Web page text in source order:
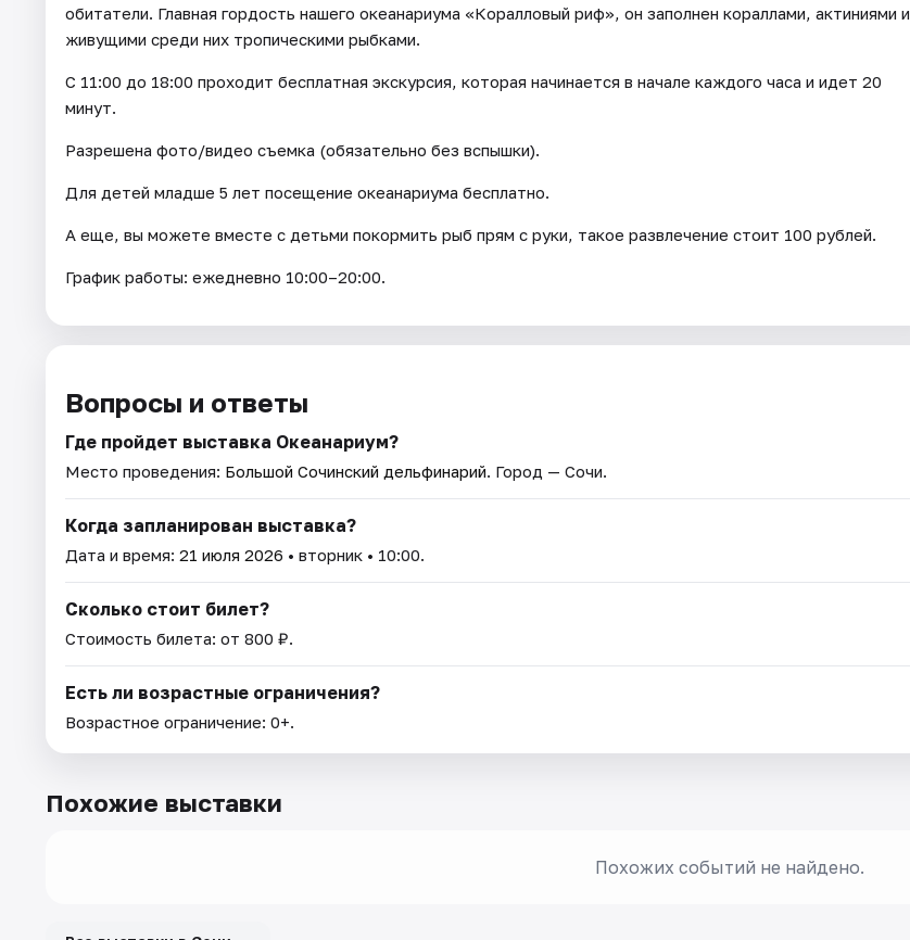
обитатели. Главная гордость нашего океанариума «Коралловый риф», он заполнен кораллами, актиниями и
живущими среди них тропическими рыбками.
С 11:00 до 18:00 проходит бесплатная экскурсия, которая начинается в начале каждого часа и идет 20
минут.
Разрешена фото/видео съемка (обязательно без вспышки).
Для детей младше 5 лет посещение океанариума бесплатно.
А еще, вы можете вместе с детьми покормить рыб прям с руки, такое развлечение стоит 100 рублей.
График работы: ежедневно 10:00–20:00.
Вопросы и ответы
Где пройдет выставка Океанариум?
Место проведения: Большой Сочинский дельфинарий. Город — Сочи.
Когда запланирован выставка?
Дата и время: 21 июля 2026 • вторник • 10:00.
Сколько стоит билет?
Стоимость билета: от 800 ₽.
Есть ли возрастные ограничения?
Возрастное ограничение: 0+.
Похожие выставки
Похожих событий не найдено.